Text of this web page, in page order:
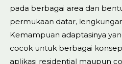
pada berbagai area dan
permukaan datar,
Kemampuan adaptasinya
cocok untuk berbagai
aplikasi residential maupun